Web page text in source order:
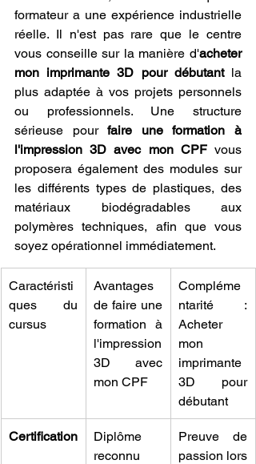
formateur a une expérience industrielle
réelle. Il n'est pas rare que le centre
vous conseille sur la manière d'acheter
mon imprimante 3D pour débutant la
plus adaptée à vos projets personnels
ou professionnels. Une structure
sérieuse pour faire une formation à
l'impression 3D avec mon CPF vous
proposera également des modules sur
les différents types de plastiques, des
matériaux biodégradables aux
polymères techniques, afin que vous
soyez opérationnel immédiatement.
Caractéristi
ques du
cursus
Avantages
de faire une
formation à
l'impression
3D avec
mon CPF
Compléme
ntarité :
Acheter
mon
imprimante
3D pour
débutant
Certification
Diplôme
reconnu
Preuve de
passion lors